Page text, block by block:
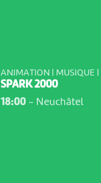
ANIMATION | MUSIQUE |
SPARK 2000
18:00- Neuchâtel